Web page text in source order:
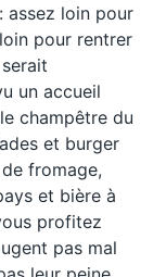
assez loin pour
pour rentrer
un accueil
champêtre du
et burger
fromage,
et bière à
profitez
pas mal